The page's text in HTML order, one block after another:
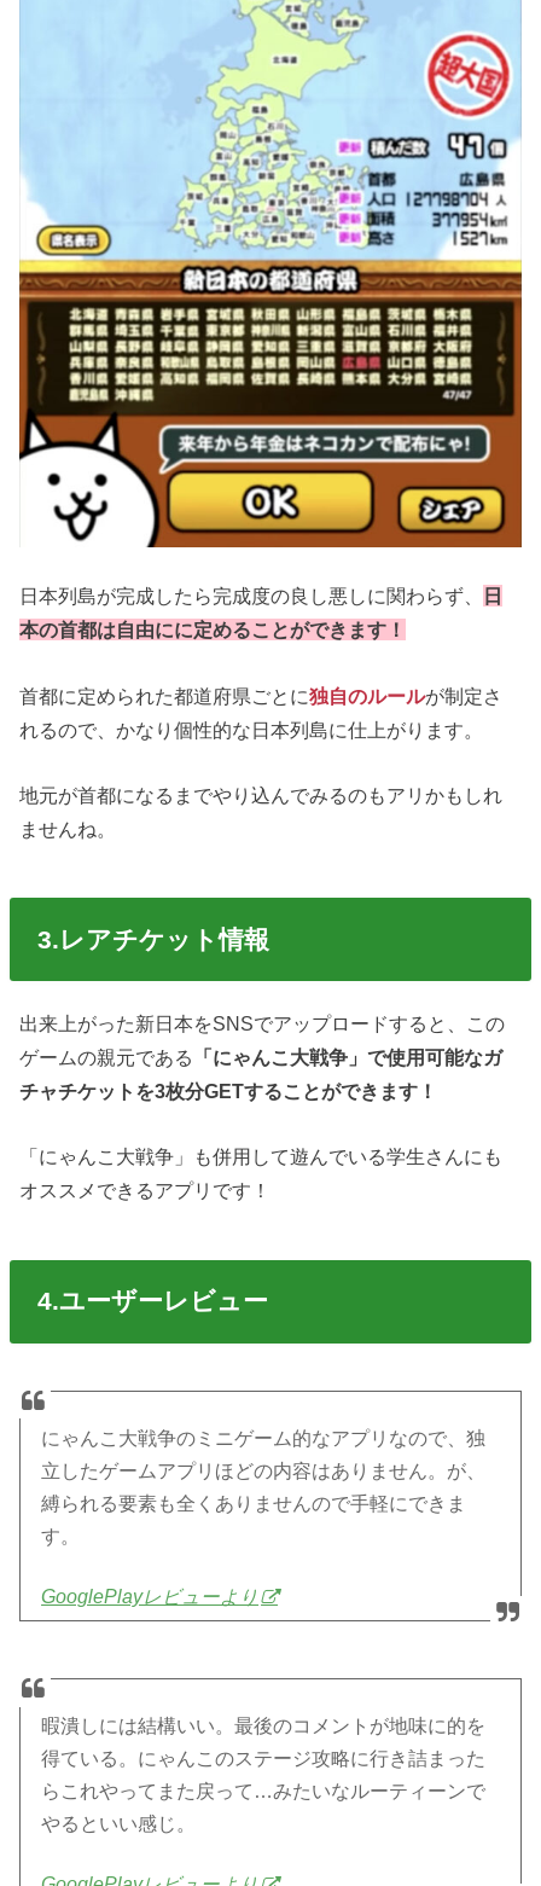
日本列島が完成したら完成度の良し悪しに関わらず、
日
本の首都は自由にに定めることができます！
首都に定められた都道府県ごとに独自のルールが制定さ
れるので、かなり個性的な日本列島に仕上がります。
地元が首都になるまでやり込んでみるのもアリかもしれ
ませんね。
3.レアチケット情報
出来上がった新日本をSNSでアップロードすると、この
ゲームの親元である
「にゃんこ大戦争」で使用可能なガ
チャチケットを3枚分GETすることができます！
「にゃんこ大戦争」も併用して遊んでいる学生さんにも
オススメできるアプリです！
4.ユーザーレビュー
にゃんこ大戦争のミニゲーム的なアプリなので、独
立したゲームアプリほどの内容はありません。が、
縛られる要素も全くありませんので手軽にできま
す。
GooglePlayレビューより
暇潰しには結構いい。最後のコメントが地味に的を
得ている。にゃんこのステージ攻略に行き詰まった
らこれやってまた戻って…みたいなルーティーンで
やるといい感じ。